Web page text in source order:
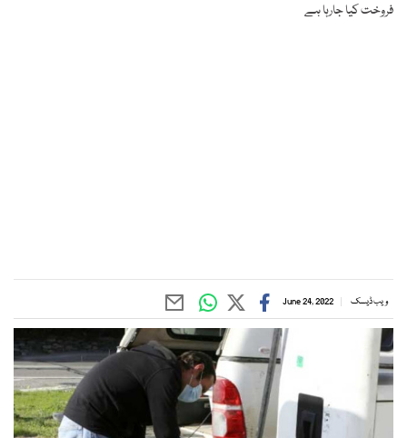
فروخت کیا جارہا ہے
ویب ڈیسک June 24, 2022